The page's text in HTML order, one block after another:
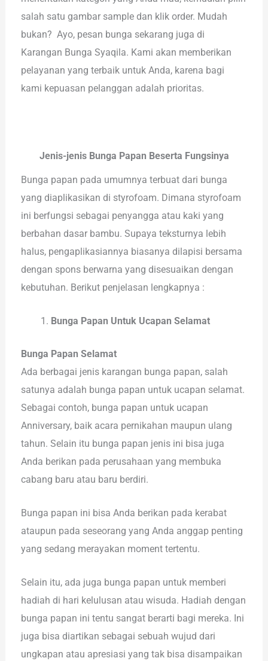
salah satu gambar sample dan klik order. Mudah
bukan? Ayo, pesan bunga sekarang juga di
Karangan Bunga Syaqila. Kami akan memberikan
pelayanan yang terbaik untuk Anda, karena bagi
kami kepuasan pelanggan adalah prioritas.
Jenis-jenis Bunga Papan Beserta Fungsinya
Bunga papan pada umumnya terbuat dari bunga
yang diaplikasikan di styrofoam. Dimana styrofoam
ini berfungsi sebagai penyangga atau kaki yang
berbahan dasar bambu. Supaya teksturnya lebih
halus, pengaplikasiannya biasanya dilapisi bersama
dengan spons berwarna yang disesuaikan dengan
kebutuhan. Berikut penjelasan lengkapnya :
Bunga Papan Untuk Ucapan Selamat
Bunga Papan Selamat
Ada berbagai jenis karangan bunga papan, salah
satunya adalah bunga papan untuk ucapan selamat.
Sebagai contoh, bunga papan untuk ucapan
Anniversary, baik acara pernikahan maupun ulang
tahun. Selain itu bunga papan jenis ini bisa juga
Anda berikan pada perusahaan yang membuka
cabang baru atau baru berdiri.
Bunga papan ini bisa Anda berikan pada kerabat
ataupun pada seseorang yang Anda anggap penting
yang sedang merayakan moment tertentu.
Selain itu, ada juga bunga papan untuk memberi
hadiah di hari kelulusan atau wisuda. Hadiah dengan
bunga papan ini tentu sangat berarti bagi mereka. Ini
juga bisa diartikan sebagai sebuah wujud dari
ungkapan atau apresiasi yang tak bisa disampaikan